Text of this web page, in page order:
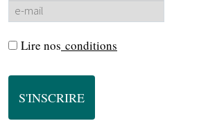
Lire nos conditions